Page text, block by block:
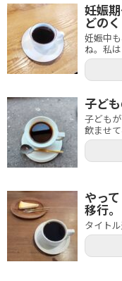
妊娠
どの
妊娠中
ね。私
子ど
子ども
飲ませ
やっ
移行。
タイト